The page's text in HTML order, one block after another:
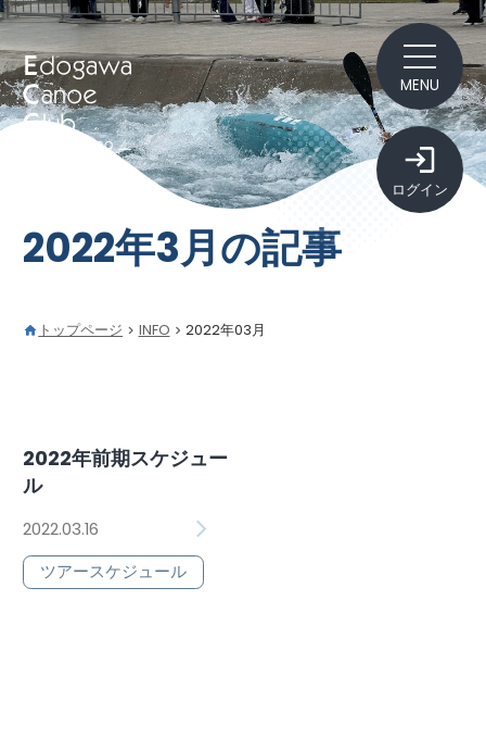
MENU
ログイン
2022年3月の記事
トップページ INFO 2022年03月
2022年前期スケジュー
ル
2022.03.16
ツアースケジュール